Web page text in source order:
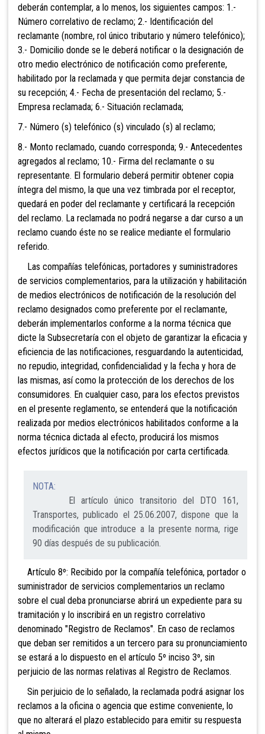
deberán contemplar, a lo menos, los siguientes campos: 1.-
Número correlativo de reclamo; 2.- Identificación del
reclamante (nombre, rol único tributario y número telefónico);
3.- Domicilio donde se le deberá notificar o la designación de
otro medio electrónico de notificación como preferente,
habilitado por la reclamada y que permita dejar constancia de
su recepción; 4.- Fecha de presentación del reclamo; 5.-
Empresa reclamada; 6.- Situación reclamada;
7.- Número (s) telefónico (s) vinculado (s) al reclamo;
8.- Monto reclamado, cuando corresponda; 9.- Antecedentes
agregados al reclamo; 10.- Firma del reclamante o su
representante. El formulario deberá permitir obtener copia
íntegra del mismo, la que una vez timbrada por el receptor,
quedará en poder del reclamante y certificará la recepción
del reclamo. La reclamada no podrá negarse a dar curso a un
reclamo cuando éste no se realice mediante el formulario
referido.
Las compañías telefónicas, portadores y suministradores
de servicios complementarios, para la utilización y habilitación
de medios electrónicos de notificación de la resolución del
reclamo designados como preferente por el reclamante,
deberán implementarlos conforme a la norma técnica que
dicte la Subsecretaría con el objeto de garantizar la eficacia y
eficiencia de las notificaciones, resguardando la autenticidad,
no repudio, integridad, confidencialidad y la fecha y hora de
las mismas, así como la protección de los derechos de los
consumidores. En cualquier caso, para los efectos previstos
en el presente reglamento, se entenderá que la notificación
realizada por medios electrónicos habilitados conforme a la
norma técnica dictada al efecto, producirá los mismos
efectos jurídicos que la notificación por carta certificada.
NOTA:
El artículo único transitorio del DTO 161,
Transportes, publicado el 25.06.2007, dispone que la
modificación que introduce a la presente norma, rige
90 días después de su publicación.
Artículo 8º: Recibido por la compañía telefónica, portador o
suministrador de servicios complementarios un reclamo
sobre el cual deba pronunciarse abrirá un expediente para su
tramitación y lo inscribirá en un registro correlativo
denominado "Registro de Reclamos". En caso de reclamos
que deban ser remitidos a un tercero para su pronunciamiento
se estará a lo dispuesto en el artículo 5º inciso 3º, sin
perjuicio de las normas relativas al Registro de Reclamos.
Sin perjuicio de lo señalado, la reclamada podrá asignar los
reclamos a la oficina o agencia que estime conveniente, lo
que no alterará el plazo establecido para emitir su respuesta